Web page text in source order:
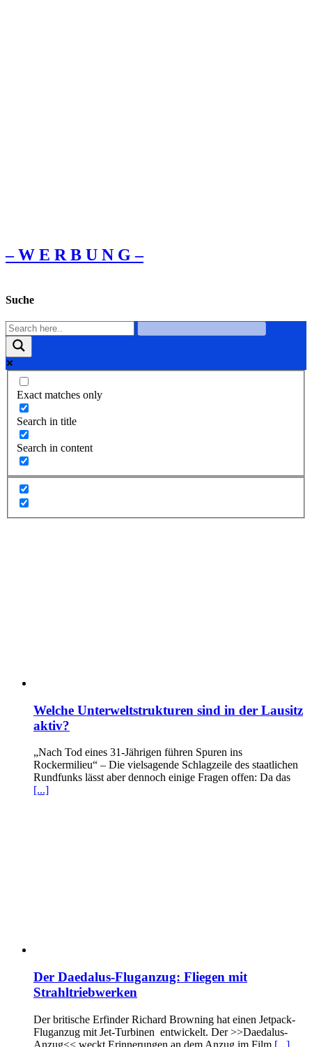
– W Ε R Β U Ν G –
Suche
Exact matches only
Search in title
Search in content
Welche Unterweltstrukturen sind in der Lausitz
aktiv?
„Nach Tod eines 31-Jährigen führen Spuren ins
Rockermilieu“ – Die vielsagende Schlagzeile des staatlichen
Rundfunks lässt aber dennoch einige Fragen offen: Da das
[...]
Der Daedalus-Fluganzug: Fliegen mit
Strahltriebwerken
Der britische Erfinder Richard Browning hat einen Jetpack-
Fluganzug mit Jet-Turbinen entwickelt. Der >>Daedalus-
Anzug<< weckt Erinnerungen an dem Anzug im Film [...]